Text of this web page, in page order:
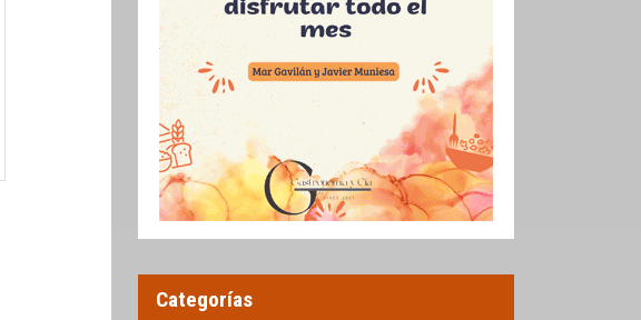
Categorías